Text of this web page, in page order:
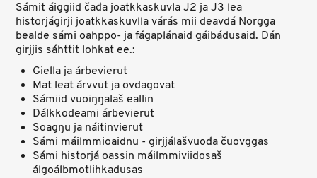
Sámit áiggiid čađa joatkkaskuvla J2 ja J3 lea
historjágirji joatkkaskuvlla várás mii deavdá Norgga
bealde sámi oahppo- ja fágaplánaid gáibádusaid. Dán
girjjis sáhttit lohkat ee.:
Giella ja árbevierut
Mat leat árvvut ja ovdagovat
Sámiid vuoiŋŋalaš eallin
Dálkkodeami árbevierut
Soagŋu ja náitinvierut
Sámi máilmmioaidnu - girjjálašvuođa čuovggas
Sámi historjá oassin máilmmiviidosaš
álgoálbmotlihkadusas